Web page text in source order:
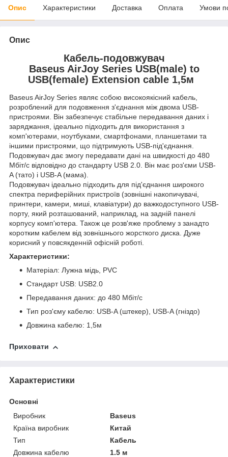
Опис Характеристики Доставка Оплата Умови
Опис
Кабель-подовжувач
Baseus AirJoy Series USB(male) to
USB(female) Extension cable 1,5м
Baseus AirJoy Series являє собою високоякісний кабель,
розроблений для подовження з'єднання між двома USB-
пристроями. Він забезпечує стабільне передавання даних і
заряджання, ідеально підходить для використання з
комп'ютерами, ноутбуками, смартфонами, планшетами та
іншими пристроями, що підтримують USB-під'єднання.
Подовжувач дає змогу передавати дані на швидкості до 480
Мбіт/с відповідно до стандарту USB 2.0. Він має роз'єми USB-
A (тато) і USB-A (мама).
Подовжувач ідеально підходить для під'єднання широкого
спектра периферійних пристроїв (зовнішні накопичувачі,
принтери, камери, миші, клавіатури) до важкодоступного USB-
порту, який розташований, наприклад, на задній панелі
корпусу комп'ютера. Також це розв'яже проблему з занадто
коротким кабелем від зовнішнього жорсткого диска. Дуже
корисний у повсякденній офісній роботі.
Характеристики:
Матеріал: Лужна мідь, PVC
Стандарт USB: USB2.0
Передавання даних: до 480 Мбіт/с
Тип роз'єму кабелю: USB-A (штекер), USB-A (гніздо)
Довжина кабелю: 1,5м
Приховати
Характеристики
Основні
Виробник
Baseus
Країна виробник
Китай
Тип
Кабель
Довжина кабелю
1.5 м